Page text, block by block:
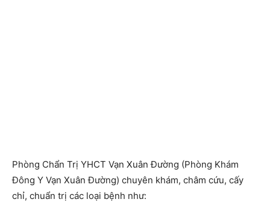
Phòng Chẩn Trị YHCT Vạn Xuân Đường (Phòng Khám
Đông Y Vạn Xuân Đường) chuyên khám, châm cứu, cấy
chỉ, chuẩn trị các loại bệnh như: